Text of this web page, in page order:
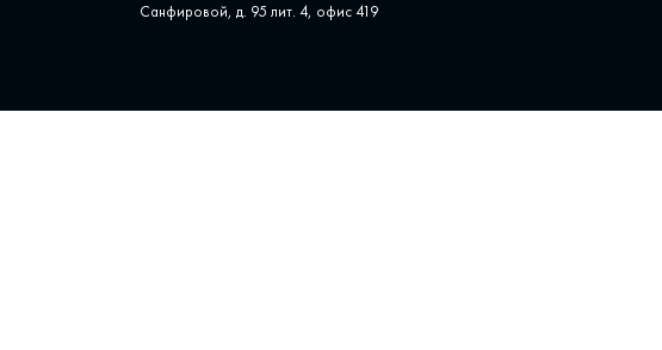
Санфировой, д. 95 лит. 4, офис ​419